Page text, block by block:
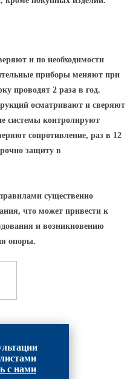
и по необходимости
приборы меняют при
проводят 2 раза в год.
осматривают и сверяют
системы контролируют
сопротивление, раз в 12
защиту в
существенно
что может привести к
и возникновению
опоры.
с нами